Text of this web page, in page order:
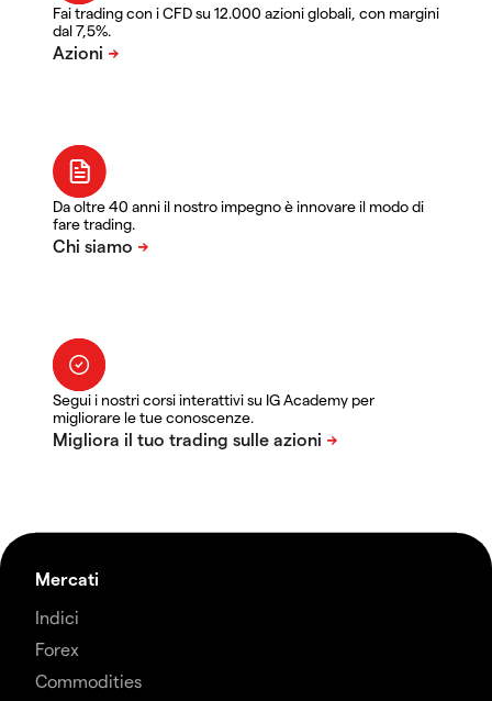
Fai trading con i CFD su 12.000 azioni globali, con margini
dal 7,5%.
Da oltre 40 anni il nostro impegno è innovare il modo di
fare trading.
Segui i nostri corsi interattivi su IG Academy per
migliorare le tue conoscenze.
Mercati
Indici
Forex
Commodities